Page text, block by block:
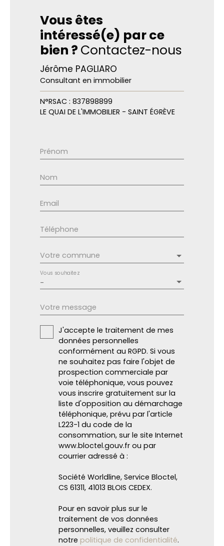
Vous êtes
intéressé(e) par ce
bien ? Contactez-nous
Jérôme PAGLIARO
Consultant en immobilier
N°RSAC : 837898899
LE QUAI DE L'IMMOBILIER - SAINT ÉGRÈVE
Prénom
Nom
Email
Téléphone
Votre commune
-
Vous souhaitez
Votre message
J'accepte le traitement de mes
données personnelles
conformément au RGPD. Si vous
ne souhaitez pas faire l'objet de
prospection commerciale par
voie téléphonique, vous pouvez
vous inscrire gratuitement sur la
liste d'opposition au démarchage
téléphonique, prévu par l'article
L223-1 du code de la
consommation, sur le site Internet
www.bloctel.gouv.fr ou par
courrier adressé à :
Société Worldline, Service Bloctel,
CS 61311, 41013 BLOIS CEDEX.
Pour en savoir plus sur le
traitement de vos données
personnelles, veuillez consulter
notre politique de confidentialité.